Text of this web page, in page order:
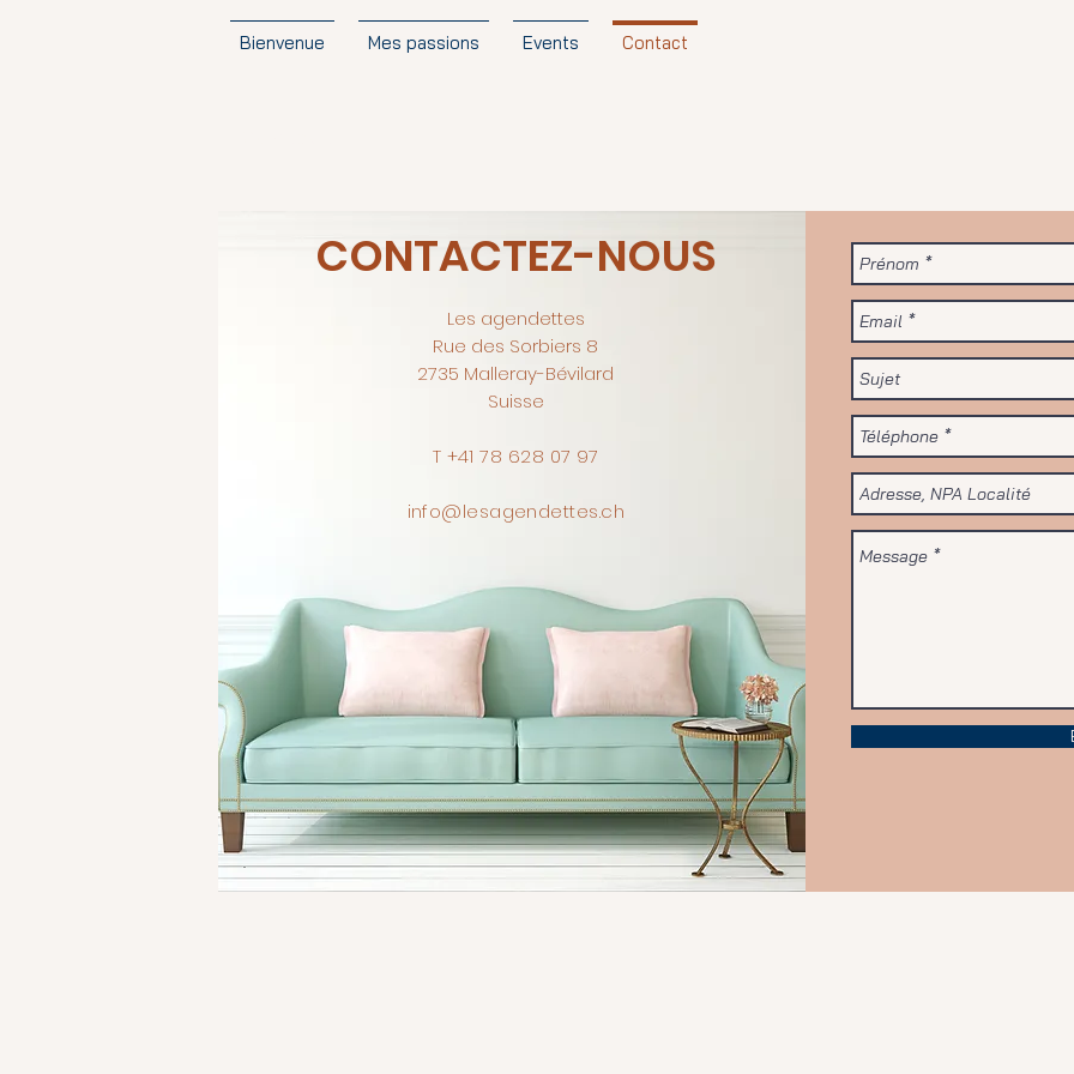
Bienvenue Mes passions Events Contact
CONTACTEZ-NOUS
Les agendettes
Rue des Sorbiers 8
2735 Malleray-Bévilard
Suisse
T +41 78 628 07 97
info@lesagendettes.ch